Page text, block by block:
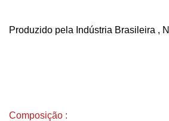
Produzido pela Indústria Brasileira ,
Composição :